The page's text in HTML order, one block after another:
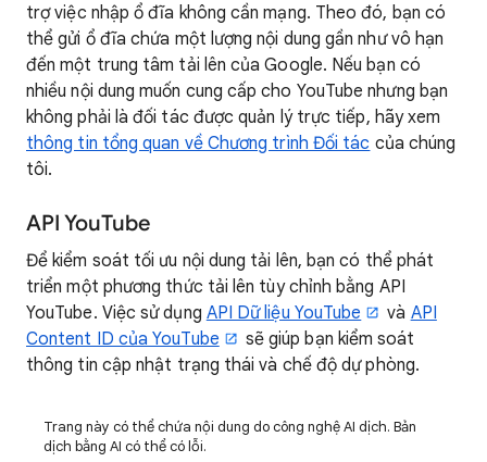
trợ việc nhập ổ đĩa không cần mạng. Theo đó, bạn có
thể gửi ổ đĩa chứa một lượng nội dung gần như vô hạn
đến một trung tâm tải lên của Google. Nếu bạn có
nhiều nội dung muốn cung cấp cho YouTube nhưng bạn
không phải là đối tác được quản lý trực tiếp, hãy xem
thông tin tổng quan về Chương trình Đối tác của chúng
tôi.
API YouTube
Để kiểm soát tối ưu nội dung tải lên, bạn có thể phát
triển một phương thức tải lên tùy chỉnh bằng API
YouTube. Việc sử dụng API Dữ liệu YouTube và API
Content ID của YouTube
sẽ giúp bạn kiểm soát
thông tin cập nhật trạng thái và chế độ dự phòng.
Trang này có thể chứa nội dung do công nghệ AI dịch. Bản
dịch bằng AI có thể có lỗi.